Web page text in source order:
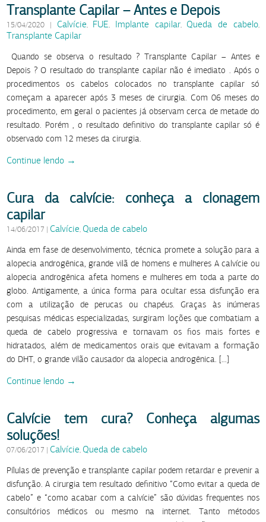
Transplante Capilar – Antes e Depois
15/04/2020 | Calvície, FUE, Implante capilar, Queda de cabelo,
Transplante Capilar
Quando se observa o resultado ? Transplante Capilar – Antes e
Depois ? O resultado do transplante capilar não é imediato . Após o
procedimentos os cabelos colocados no transplante capilar só
começam a aparecer após 3 meses de cirurgia. Com 06 meses do
procedimento, em geral o pacientes já observam cerca de metade do
resultado. Porém , o resultado definitivo do transplante capilar só é
observado com 12 meses da cirurgia.
Continue lendo →
Cura da calvície: conheça a clonagem
capilar
14/06/2017 | Calvície, Queda de cabelo
Ainda em fase de desenvolvimento, técnica promete a solução para a
alopecia androgênica, grande vilã de homens e mulheres A calvície ou
alopecia androgênica afeta homens e mulheres em toda a parte do
globo. Antigamente, a única forma para ocultar essa disfunção era
com a utilização de perucas ou chapéus. Graças às inúmeras
pesquisas médicas especializadas, surgiram loções que combatiam a
queda de cabelo progressiva e tornavam os fios mais fortes e
hidratados, além de medicamentos orais que evitavam a formação
do DHT, o grande vilão causador da alopecia androgênica. […]
Continue lendo →
Calvície tem cura? Conheça algumas
soluções!
07/06/2017 | Calvície, Queda de cabelo
Pílulas de prevenção e transplante capilar podem retardar e prevenir a
disfunção. A cirurgia tem resultado definitivo “Como evitar a queda de
cabelo” e “como acabar com a calvície” são dúvidas frequentes nos
consultórios médicos ou mesmo na internet. Tanto métodos